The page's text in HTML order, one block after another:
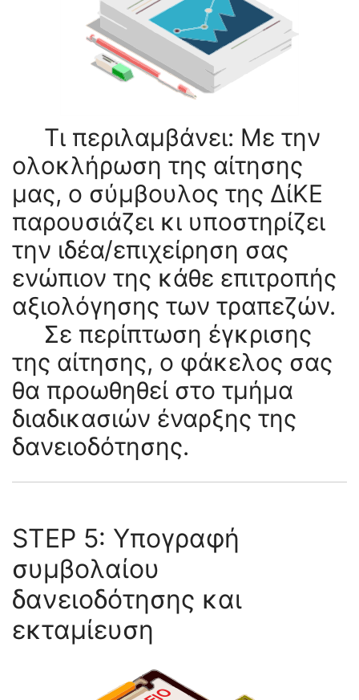
Τι περιλαμβάνει: Με την
ολοκλήρωση της αίτησης
μας, ο σύμβουλος της ΔίΚΕ
παρουσιάζει κι υποστηρίζει
την ιδέα/επιχείρηση σας
ενώπιον της κάθε επιτροπής
αξιολόγησης των τραπεζών.
Σε περίπτωση έγκρισης
της αίτησης, ο φάκελος σας
θα προωθηθεί στο τμήμα
διαδικασιών έναρξης της
δανειοδότησης.
STEP 5: Υπογραφή
συμβολαίου
δανειοδότησης και
εκταμίευση